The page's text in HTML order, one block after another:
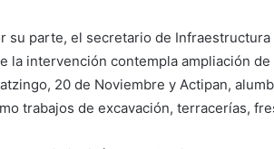
su parte, el secretario de
la intervención contempla ampliación
20 de Noviembre y Actipan,
trabajos de excavación, terracerías,